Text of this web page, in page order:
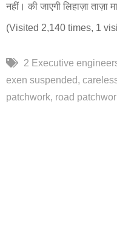
नहीं। की जाएगी लिहाज़ा
(Visited 2,140 times, 1
2 Executive
exen suspended
patchwork road